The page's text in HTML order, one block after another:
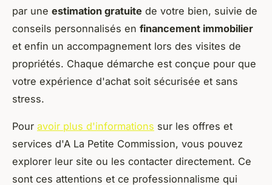
par une estimation gratuite de votre bien, suivie de
conseils personnalisés en financement immobilier
et enfin un accompagnement lors des visites de
propriétés. Chaque démarche est conçue pour que
votre expérience d'achat soit sécurisée et sans
stress.
Pour avoir plus d'informations sur les offres et
services d'A La Petite Commission, vous pouvez
explorer leur site ou les contacter directement. Ce
sont ces attentions et ce professionnalisme qui